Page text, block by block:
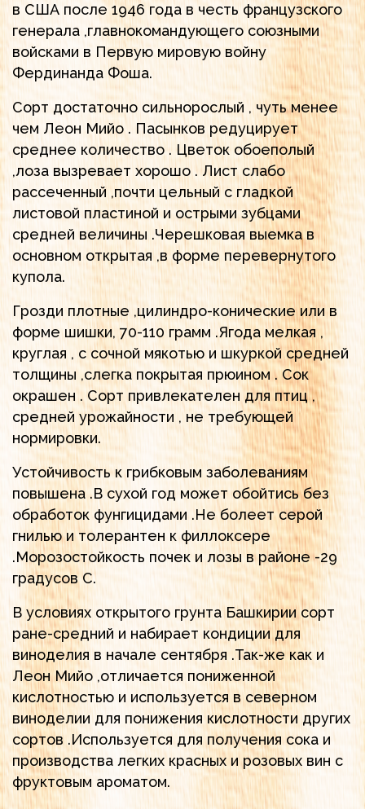
в США после 1946 года в честь французского
генерала ,главнокомандующего союзными
войсками в Первую мировую войну
Фердинанда Фоша.
Сорт достаточно сильнорослый , чуть менее
чем Леон Мийо . Пасынков редуцирует
среднее количество . Цветок обоеполый
,лоза вызревает хорошо . Лист слабо
рассеченный ,почти цельный с гладкой
листовой пластиной и острыми зубцами
средней величины .Черешковая выемка в
основном открытая ,в форме перевернутого
купола.
Грозди плотные ,цилиндро-конические или в
форме шишки, 70-110 грамм .Ягода мелкая ,
круглая , с сочной мякотью и шкуркой средней
толщины ,слегка покрытая прюином . Сок
окрашен . Сорт привлекателен для птиц ,
средней урожайности , не требующей
нормировки.
Устойчивость к грибковым заболеваниям
повышена .В сухой год может обойтись без
обработок фунгицидами .Не болеет серой
гнилью и толерантен к филлоксере
.Морозостойкость почек и лозы в районе -29
градусов С.
В условиях открытого грунта Башкирии сорт
ране-средний и набирает кондиции для
виноделия в начале сентября .Так-же как и
Леон Мийо ,отличается пониженной
кислотностью и используется в северном
виноделии для понижения кислотности других
сортов .Используется для получения сока и
производства легких красных и розовых вин с
фруктовым ароматом.